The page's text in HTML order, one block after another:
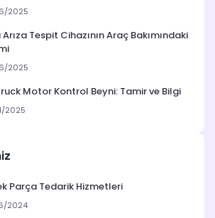
2025
Arıza Tespit Cihazının Araç Bakımındaki
2025
Motor Kontrol Beyni: Tamir ve Bilgi
2025
Parça Tedarik Hizmetleri
2024